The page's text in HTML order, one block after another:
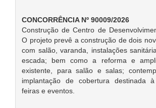
CONCORRÊNCIA Nº 90009/2026
Construção de Centro de
O projeto prevê a construção de dois
com salão, varanda, instalações
escada; bem como a reforma e
existente, para salão e salas;
implantação de cobertura destinada
feiras e eventos.